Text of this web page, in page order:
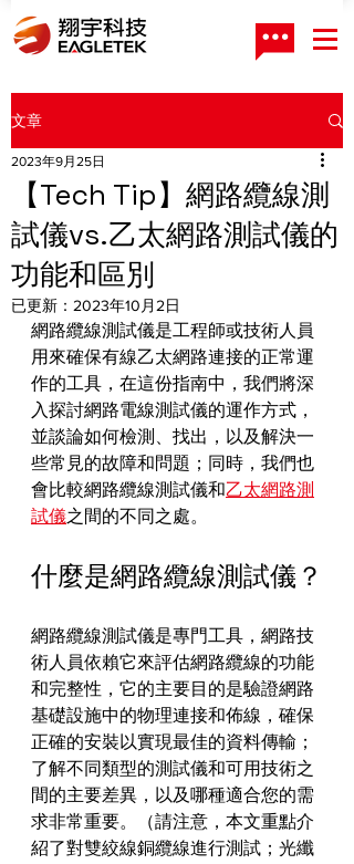
文章
【Tech Tip】網路纜線測
試儀vs.乙太網路測試儀的
功能和區別
2023年9月25日
已更新： 2023年10月2日
網路纜線測試儀是工程師或技術人員
用來確保有線乙太網路連接的正常運
作的工具，在這份指南中，我們將深
入探討網路電線測試儀的運作方式，
並談論如何檢測、找出，以及解決一
些常見的故障和問題；同時，我們也
會比較網路纜線測試儀和乙太網路測
試儀之間的不同之處。
什麼是網路纜線測試儀？
網路纜線測試儀是專門工具，網路技
術人員依賴它來評估網路纜線的功能
和完整性，它的主要目的是驗證網路
基礎設施中的物理連接和佈線，確保
正確的安裝以實現最佳的資料傳輸；
了解不同類型的測試儀和可用技術之
間的主要差異，以及哪種適合您的需
求非常重要。（請注意，本文重點介
紹了對雙絞線銅纜線進行測試；光纖